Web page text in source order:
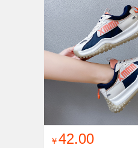
找同款 加入铺货单
￥42.00